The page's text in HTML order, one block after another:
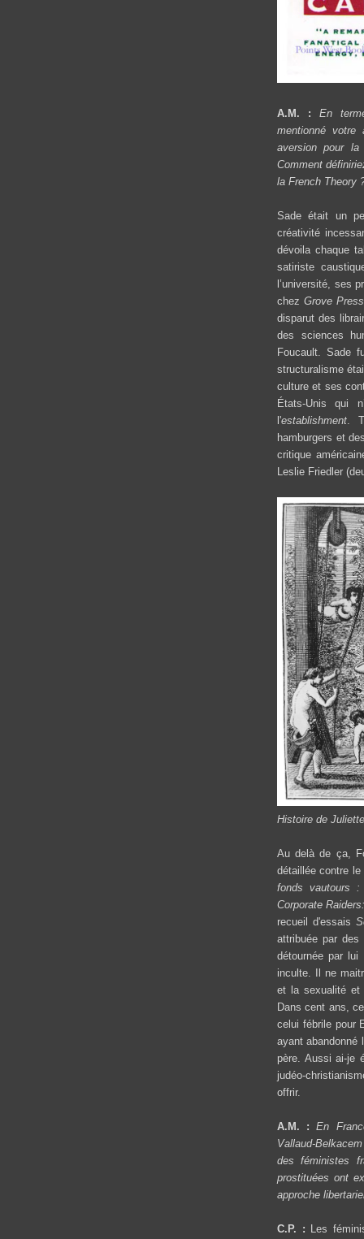
A.M. : En
mentionné
aversion pour
Comment
la French Theory
Sade était un
créativité
dévoila chaque
satiriste
l’université, ses
chez Grove Press
disparut des
des sciences
Foucault. Sade
structuralisme
culture et ses
États-Unis qui
l'establishment.
hamburgers et
critique
Leslie Friedler
Histoire de
Au delà de ça,
détaillée contre
fonds vautours :
Corporate
recueil d'essais
attribuée par des
détournée par lui
inculte. Il ne
et la sexualité et
Dans cent ans,
celui fébrile pour
ayant abandonné
père. Aussi ai-je
judéo-
offrir.
A.M. :En
Vallaud-
des féministes
prostituées ont
approche
C.P. : Les